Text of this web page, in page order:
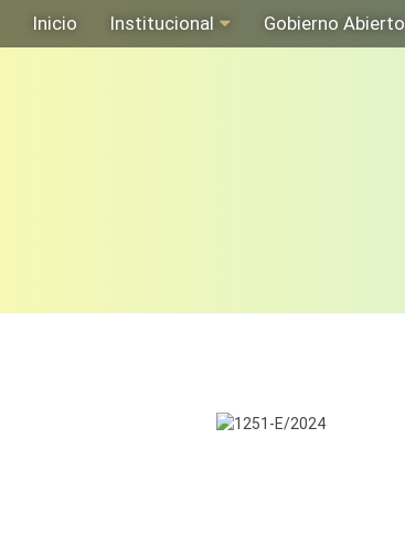
Inicio Institucional Gobierno Abierto